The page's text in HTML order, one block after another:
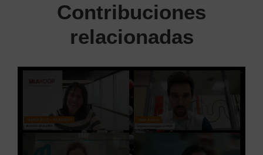
Contribuciones
relacionadas